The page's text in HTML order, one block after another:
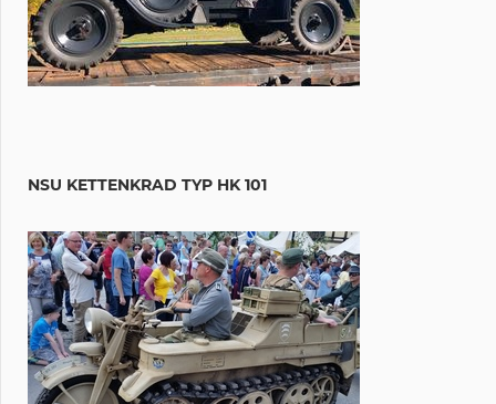
NSU KETTENKRAD TYP HK 101